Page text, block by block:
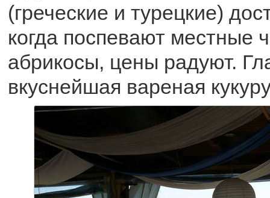
(греческие и турецкие)
когда поспевают местные
абрикосы, цены радуют.
вкуснейшая вареная